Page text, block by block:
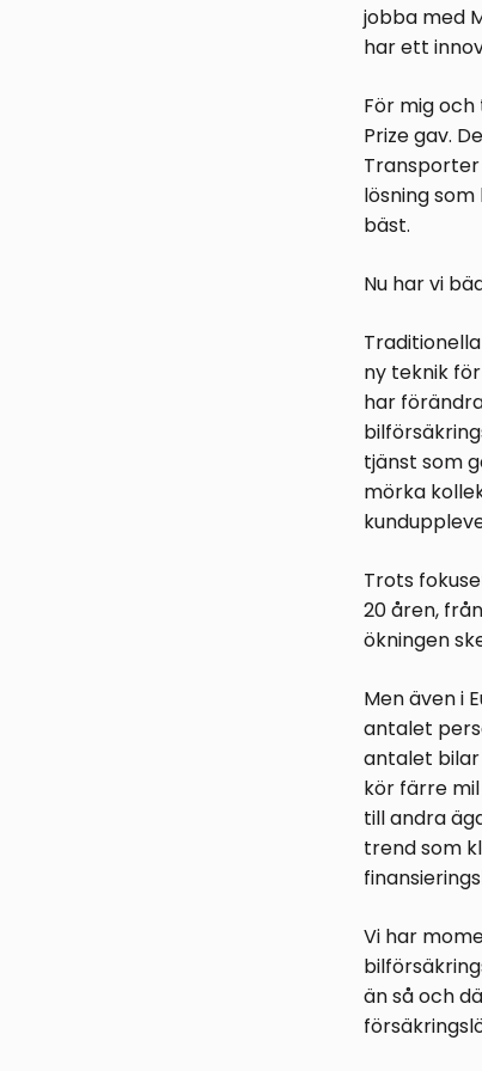
jobba med
har ett
För mig
Prize gav.
lösning
bäst.
Nu har vi
ny teknik
har
tjänst som
mörka
Trots
20 åren,
ökningen
Men även i
antalet
antalet bilar
kör färre
till andra
trend som
Vi har
än så och